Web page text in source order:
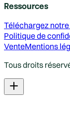
Ressources
Téléchargez
Politique de
VenteMentions
Tous droits